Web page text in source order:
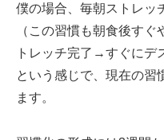
僕の場合、毎朝ストレッ
（この習慣も朝食後す
トレッチ完了→すぐにデ
という感じで、現在の習
ます。